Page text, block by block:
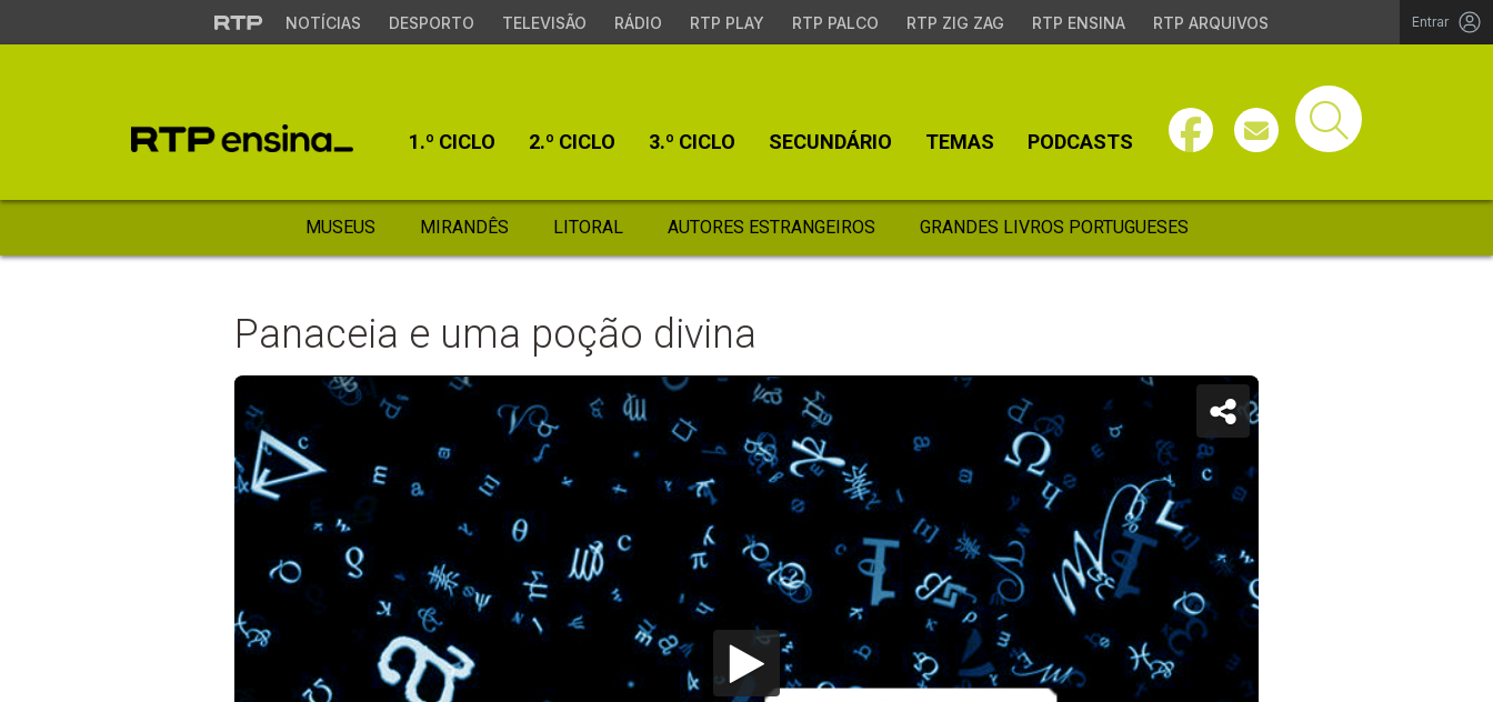
NOTÍCIAS DESPORTO TELEVISÃO RÁDIO RTP PLAY RTP PALCO RTP ZIG ZAG RTP ENSINA RTP ARQUIVOS Entrar
1.º CICLO 2.º CICLO 3.º CICLO SECUNDÁRIO TEMAS PODCASTS
MUSEUS MIRANDÊS LITORAL AUTORES ESTRANGEIROS GRANDES LIVROS PORTUGUESES
Panaceia e uma poção divina